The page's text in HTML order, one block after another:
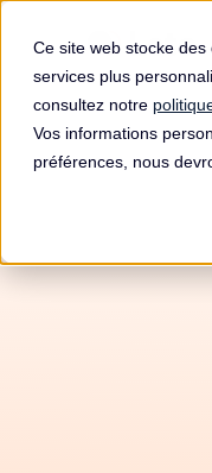
Ce site web stocke
services plus
consultez notre
Vos informations
préférences, nous